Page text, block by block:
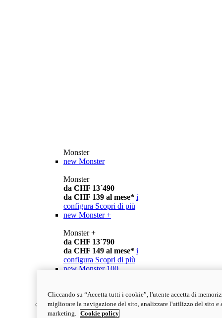
Monster
new Monster
Monster
da CHF 13´490
da CHF 139 al mese* i
configura Scopri di più
new Monster +
Monster +
da CHF 13´790
da CHF 149 al mese* i
configura Scopri di più
new Monster 100
scopri di più
Streetfighter
Cliccando su “Accetta tutti i cookie”, l'utente accetta di
migliorare la navigazione del sito, analizzare l'utilizzo del sito e
marketing.
Cookie policy